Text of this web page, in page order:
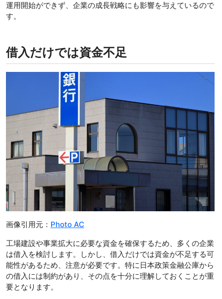
運用開始ができず、企業の成長戦略にも影響を与えているので
す。
借入だけでは資金不足
画像引用元： Photo AC
工場建設や事業拡大に必要な資金を確保するため、多くの企業
は借入を検討します。しかし、借入だけでは資金が不足する可
能性があるため、注意が必要です。特に日本政策金融公庫から
の借入には制約があり、その点を十分に理解しておくことが重
要となります。